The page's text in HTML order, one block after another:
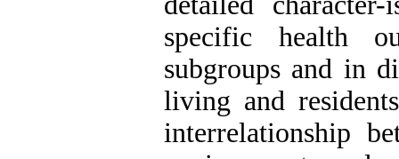
specific health
subgroups and in
living and
interrelationship